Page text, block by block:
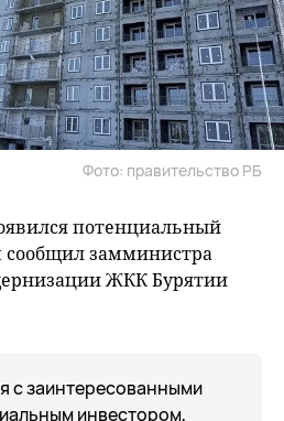
Фото: правительство РБ
потенциальный
сообщил замминистра
ЖКК Бурятии
с заинтересованными
инвестором,